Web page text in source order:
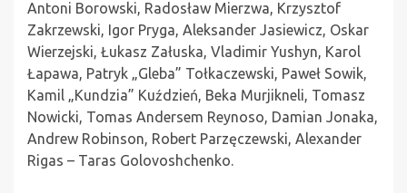
Antoni Borowski, Radosław Mierzwa, Krzysztof
Zakrzewski, Igor Pryga, Aleksander Jasiewicz, Oskar
Wierzejski, Łukasz Załuska, Vladimir Yushyn, Karol
Łapawa, Patryk „Gleba” Tołkaczewski, Paweł Sowik,
Kamil „Kundzia” Kuździeń, Beka Murjikneli, Tomasz
Nowicki, Tomas Andersem Reynoso, Damian Jonaka,
Andrew Robinson, Robert Parzęczewski, Alexander
Rigas – Taras Golovoshchenko.